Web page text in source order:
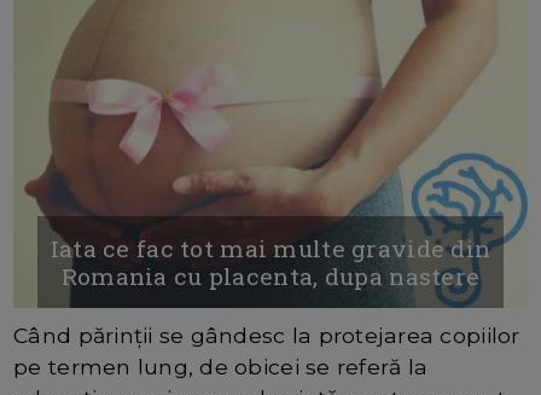
Iata ce fac tot mai multe gravide din
Romania cu placenta, dupa nastere
Când părinții se gândesc la protejarea copiilor
pe termen lung, de obicei se referă la